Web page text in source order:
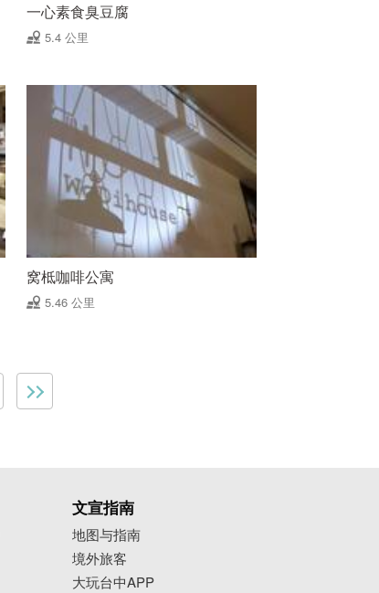
一心素食臭豆腐
5.4 公里
窝柢咖啡公寓
5.46 公里
文宣指南
地图与指南
境外旅客
大玩台中APP